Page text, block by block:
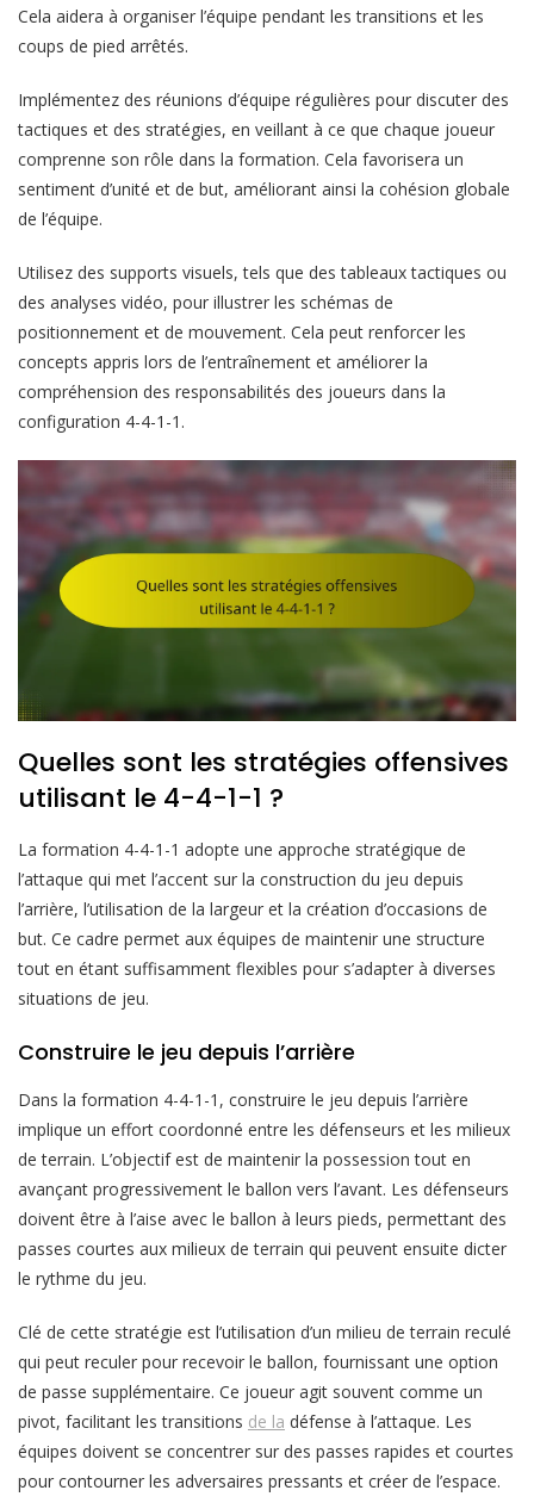
Cela aidera à organiser l’équipe pendant les transitions et les
coups de pied arrêtés.
Implémentez des réunions d’équipe régulières pour discuter des
tactiques et des stratégies, en veillant à ce que chaque joueur
comprenne son rôle dans la formation. Cela favorisera un
sentiment d’unité et de but, améliorant ainsi la cohésion globale
de l’équipe.
Utilisez des supports visuels, tels que des tableaux tactiques ou
des analyses vidéo, pour illustrer les schémas de
positionnement et de mouvement. Cela peut renforcer les
concepts appris lors de l’entraînement et améliorer la
compréhension des responsabilités des joueurs dans la
configuration 4-4-1-1.
Quelles sont les stratégies offensives
utilisant le 4-4-1-1 ?
La formation 4-4-1-1 adopte une approche stratégique de
l’attaque qui met l’accent sur la construction du jeu depuis
l’arrière, l’utilisation de la largeur et la création d’occasions de
but. Ce cadre permet aux équipes de maintenir une structure
tout en étant suffisamment flexibles pour s’adapter à diverses
situations de jeu.
Construire le jeu depuis l’arrière
Dans la formation 4-4-1-1, construire le jeu depuis l’arrière
implique un effort coordonné entre les défenseurs et les milieux
de terrain. L’objectif est de maintenir la possession tout en
avançant progressivement le ballon vers l’avant. Les défenseurs
doivent être à l’aise avec le ballon à leurs pieds, permettant des
passes courtes aux milieux de terrain qui peuvent ensuite dicter
le rythme du jeu.
Clé de cette stratégie est l’utilisation d’un milieu de terrain reculé
qui peut reculer pour recevoir le ballon, fournissant une option
de passe supplémentaire. Ce joueur agit souvent comme un
pivot, facilitant les transitions de la défense à l’attaque. Les
équipes doivent se concentrer sur des passes rapides et courtes
pour contourner les adversaires pressants et créer de l’espace.